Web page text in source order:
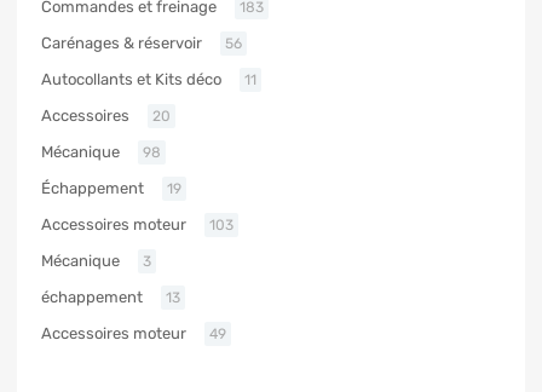
Commandes et freinage 183
Carénages & réservoir 56
Autocollants et Kits déco 11
Accessoires 20
Mécanique 98
Échappement 19
Accessoires moteur 103
Mécanique 3
échappement 13
Accessoires moteur 49